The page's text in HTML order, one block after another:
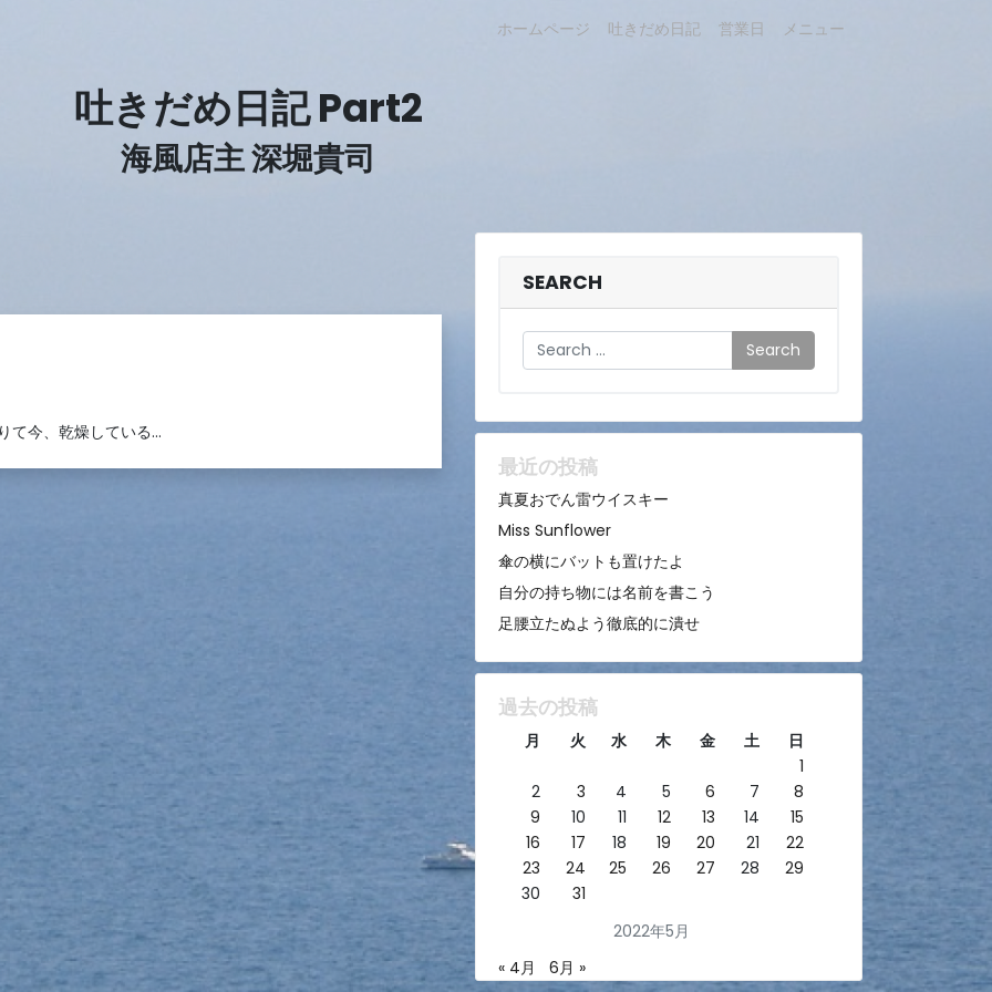
ホームページ 吐きだめ日記 営業日 メニュー
吐きだめ日記 Part2
海風店主 深堀貴司
て今、乾燥している…
SEARCH
Search
最近の投稿
真夏おでん雷ウイスキー
Miss Sunflower
傘の横にバットも置けたよ
自分の持ち物には名前を書こう
足腰立たぬよう徹底的に潰せ
過去の投稿
2022年5月
月 火 水 木 金 土
日
1
2
3 4 5 6 7
8
9
10 11 12 13 14
15
16
17 18 19 20 21
22
23
24 25 26 27 28
29
30
31
« 4月 6月 »